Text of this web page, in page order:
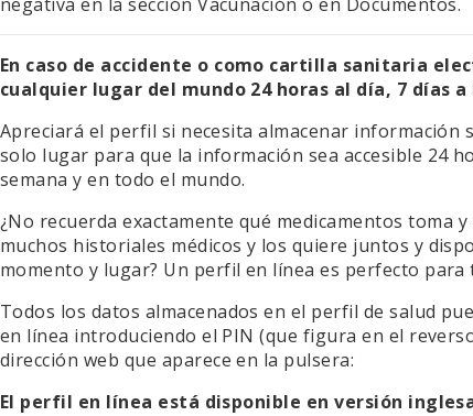
En caso de accidente o como cartilla sanitaria
cualquier lugar del mundo 24 horas al día, 7 días a
Apreciará el perfil si necesita almacenar información
solo lugar para que la información sea accesible 24
semana y en todo el mundo.
¿No recuerda exactamente qué medicamentos toma y
muchos historiales médicos y los quiere juntos y
momento y lugar? Un perfil en línea es perfecto para
Todos los datos almacenados en el perfil de salud
en línea introduciendo el PIN (que figura en el
dirección web que aparece en la pulsera:
El perfil en línea está disponible en versión